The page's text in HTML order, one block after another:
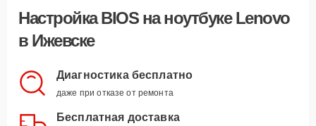
Настройка BIOSна ноутбуке Lenovo
в Ижевске
Диагностика бесплатно
даже при отказе от ремонта
Бесплатная доставка